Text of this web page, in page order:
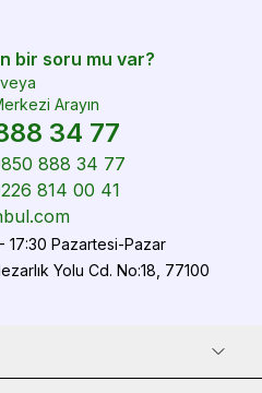
bir soru mu var?
veya
Arayın
34 77
888 34 77
814 00 41
17:30 Pazartesi-Pazar
Yolu Cd. No:18, 77100